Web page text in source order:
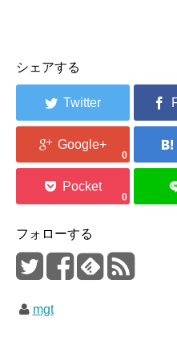
シェアする
0
0
フォローする
mgt